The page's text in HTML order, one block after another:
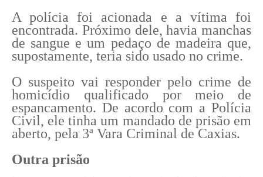
A polícia foi acionada e a vítima foi
encontrada. Próximo dele, havia manchas
de sangue e um pedaço de madeira que,
supostamente, teria sido usado no crime.
O suspeito vai responder pelo crime de
homicídio qualificado por meio de
espancamento. De acordo com a Polícia
Civil, ele tinha um mandado de prisão em
aberto, pela 3ª Vara Criminal de Caxias.
Outra prisão